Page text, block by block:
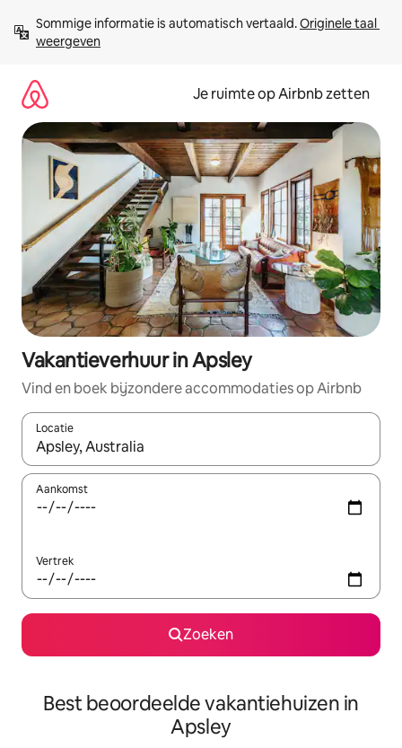
direct
naar
Sommige informatie is automatisch vertaald. Originele taal
weergeven
Je ruimte op Airbnb zetten
Vakantieverhuur in Apsley
Vind en boek bijzondere accommodaties op Airbnb
Locatie
Wanneer er suggesties beschikbaar zijn, maak je een keuze
Aankomst
Vertrek
Zoeken
Best beoordeelde vakantiehuizen in
Apsley